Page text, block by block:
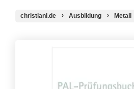
christiani.de Ausbildung Metall